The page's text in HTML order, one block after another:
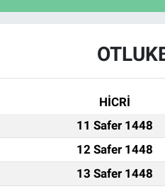
HİCRİ
11 Safer 1448
12 Safer 1448
13 Safer 1448